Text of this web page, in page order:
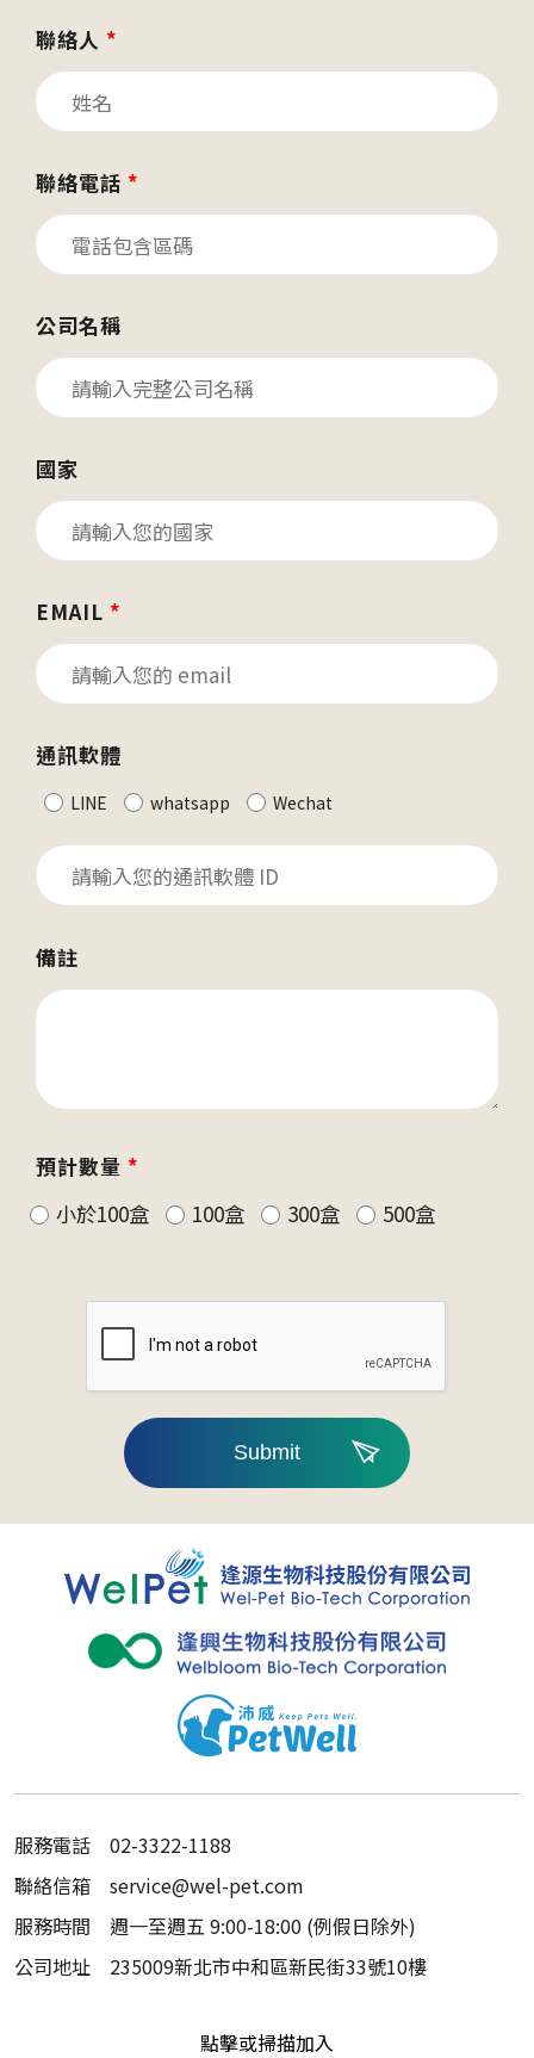
聯絡人 *
聯絡電話 *
公司名稱
國家
EMAIL *
通訊軟體
LINE whatsapp Wechat
備註
預計數量 *
小於100盒
100盒 300盒 500盒
Submit
服務電話
02-3322-1188
聯絡信箱
service@wel-pet.com
服務時間
週一至週五 9:00-18:00 (例假日除外)
公司地址
235009新北市中和區新民街33號10樓
點擊或掃描加入